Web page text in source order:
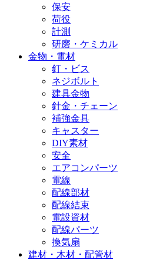
保安
荷役
計測
研磨・ケミカル
金物・電材
釘・ビス
ネジボルト
建具金物
針金・チェーン
補強金具
キャスター
DIY素材
安全
エアコンパーツ
電線
配線部材
配線結束
電設資材
配線パーツ
換気扇
建材・木材・配管材